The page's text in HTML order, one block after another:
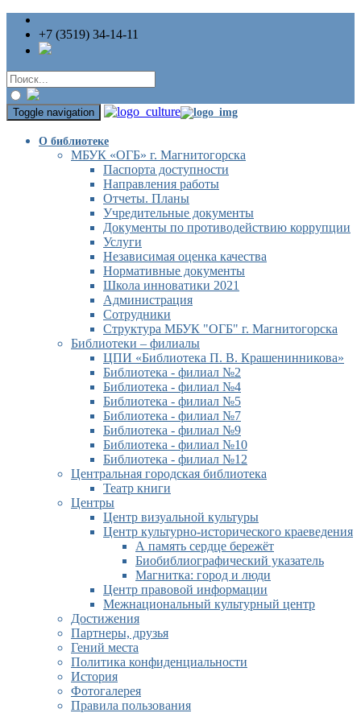
+7 (3519) 34-14-11
Toggle navigation
О библиотеке
МБУК «ОГБ» г. Магнитогорска
Паспорта доступности
Направления работы
Отчеты. Планы
Учредительные документы
Документы по противодействию коррупции
Услуги
Независимая оценка качества
Нормативные документы
Школа инноватики 2021
Администрация
Сотрудники
Структура МБУК "ОГБ" г. Магнитогорска
Библиотеки – филиалы
ЦПИ «Библиотека П. В. Крашенинникова»
Библиотека - филиал №2
Библиотека - филиал №4
Библиотека - филиал №5
Библиотека - филиал №7
Библиотека - филиал №9
Библиотека - филиал №10
Библиотека - филиал №12
Центральная городская библиотека
Театр книги
Центры
Центр визуальной культуры
Центр культурно-исторического краеведения
А память сердце бережёт
Биобиблиографический указатель
Магнитка: город и люди
Центр правовой информации
Межнациональный культурный центр
Достижения
Партнеры, друзья
Гений места
Политика конфиденциальности
История
Фотогалерея
Правила пользования